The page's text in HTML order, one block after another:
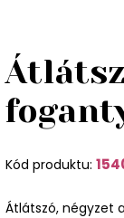
Kód produktu:
Átlátszó, négyzet